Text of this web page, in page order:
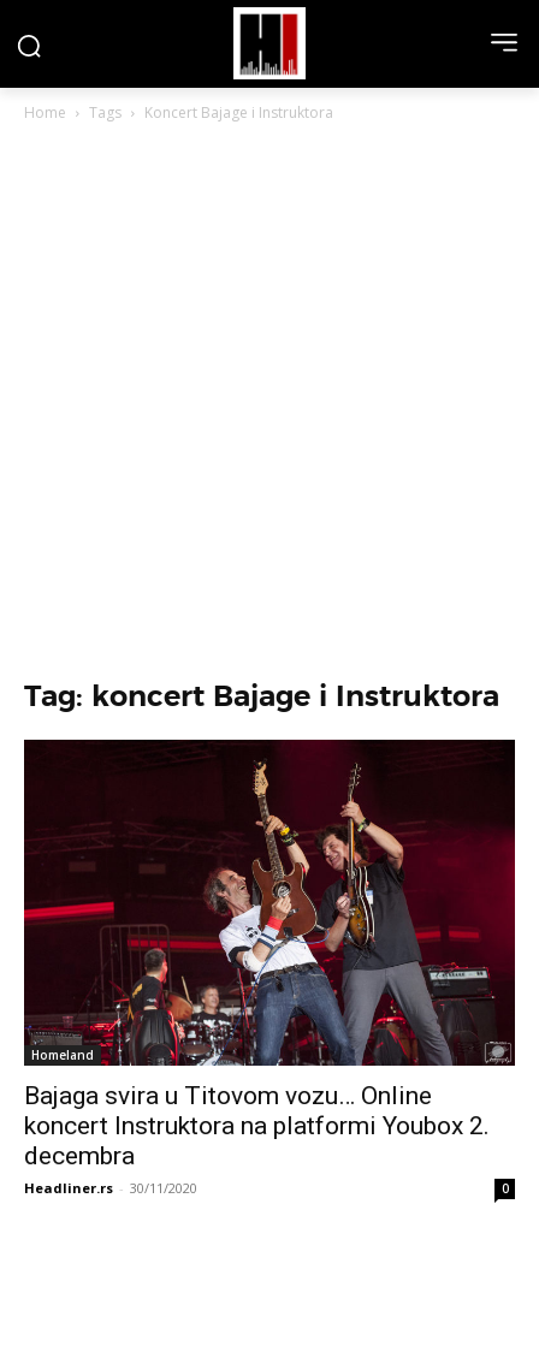
Home Tags Koncert Bajage i Instruktora
Tag: koncert Bajage i Instruktora
Homeland
Bajaga svira u Titovom vozu… Online
koncert Instruktora na platformi Youbox 2.
decembra
Headliner.rs - 30/11/2020 0